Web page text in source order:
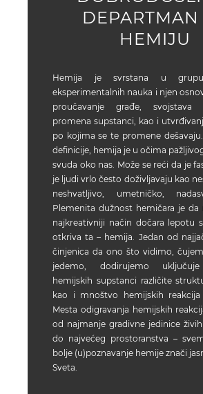
DEPARTMAN
HEMIJU
Hemija je svrstana u grupu
eksperimentalnih nauka i njen
proučavanje građe,
promena supstanci, kao i
po kojima se te promene
definicije, hemija je u očima
svuda oko nas. Može se reći da je
je ljudi vrlo često doživljavaju kao
neshvatljivo, umetničko,
Plemenita dužnost hemičara je da
najkreativniji način dočara lepotu
otkriva ta – hemija. Jedan od
činjenica da ono što vidimo,
jedemo, dodirujemo
hemijskih supstanci različite
kao i mnoštvo hemijskih reakcija
Mesta odigravanja hemijskih
od najmanje gradivne jedinice živih
do najvećeg prostoranstva –
bolje (u)poznavanje hemije znači
Sveta.